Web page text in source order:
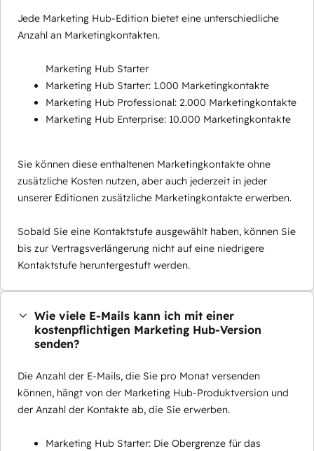
Jede Marketing Hub-Edition bietet eine unterschiedliche
Anzahl an Marketingkontakten.
Marketing Hub Starter
Marketing Hub Starter: 1.000 Marketingkontakte
Marketing Hub Professional: 2.000 Marketingkontakte
Marketing Hub Enterprise: 10.000 Marketingkontakte
Sie können diese enthaltenen Marketingkontakte ohne
zusätzliche Kosten nutzen, aber auch jederzeit in jeder
unserer Editionen zusätzliche Marketingkontakte erwerben.
Sobald Sie eine Kontaktstufe ausgewählt haben, können Sie
bis zur Vertragsverlängerung nicht auf eine niedrigere
Kontaktstufe heruntergestuft werden.
Wie viele E-Mails kann ich mit einer
kostenpflichtigen Marketing Hub-Version
senden?
Die Anzahl der E-Mails, die Sie pro Monat versenden
können, hängt von der Marketing Hub-Produktversion und
der Anzahl der Kontakte ab, die Sie erwerben.
Marketing Hub Starter: Die Obergrenze für das